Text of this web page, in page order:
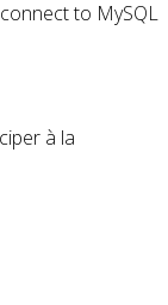
to MySQL
à la